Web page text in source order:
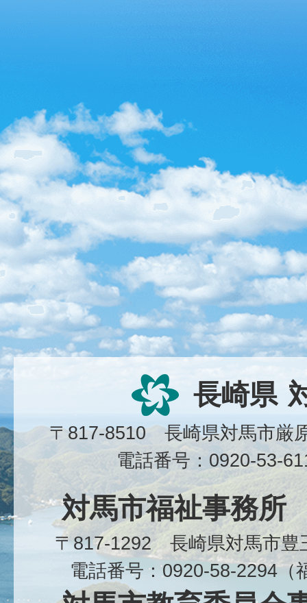
長崎県
〒817-8510 長崎県対馬市
電話番号：0920-53-
対馬市福祉事務所
〒817-1292 長崎県対馬市
電話番号：0920-58-2294（